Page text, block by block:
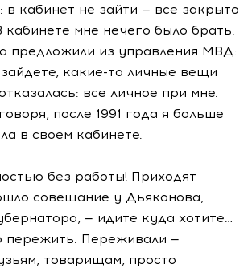
кабинет не зайти — все закрыто
кабинете мне нечего было брать.
предложили из управления МВД:
какие-то личные вещи
все личное при мне.
после 1991 года я больше
в своем кабинете.
без работы! Приходят
совещание у Дьяконова,
— идите куда хотите…
пережить. Переживали —
товарищам, просто